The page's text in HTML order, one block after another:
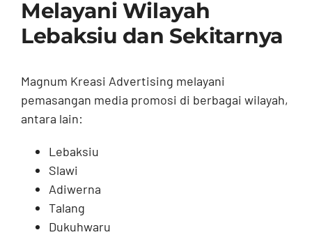
Melayani Wilayah
Lebaksiu dan Sekitarnya
Magnum Kreasi Advertising melayani
pemasangan media promosi di berbagai wilayah,
antara lain:
Lebaksiu
Slawi
Adiwerna
Talang
Dukuhwaru